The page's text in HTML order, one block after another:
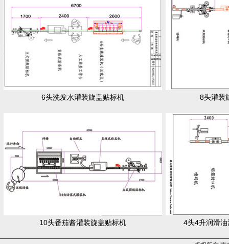
6头洗发水灌装旋盖贴标机 8头灌装
10头番茄酱灌装旋盖贴标机 4头4升润滑